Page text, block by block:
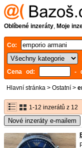
Oblíbené inzeráty, Moje
Co:
Cena od:
-
Hlavní stránka > Ostatní >
1-12 inzerátů z 12
Nové inzeráty e-mailem